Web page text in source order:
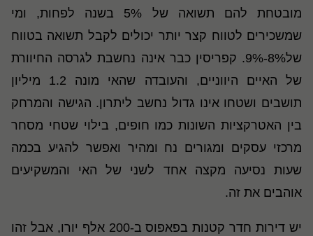
מובטחת להם תשואה של 5% בשנה לפחות, ומי
שמשכירים לטווח קצר יותר יכולים לקבל תשואה בטווח
של8%-9%. קפריסין כבר אינה נחשבת לגרסה החיוורת
של האיים היווניים, והעובדה שהאי מונה 1.2 מיליון
תושבים ושטחו אינו גדול נחשב ליתרון. הגישה והמרחק
בין האטרקציות השונות כמו חופים, בילוי שטחי מסחר
מרכזי עסקים ומגורים נח ומהיר ואפשר להגיע בכמה
שעות נסיעה מקצה אחד לשני של האי והמשקיעים
אוהבים את זה.
יש דירות חדר קטנות בפאפוס ב-200 אלף יורו, אבל זהו